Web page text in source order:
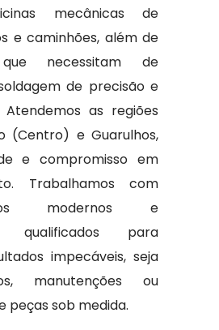
mecânicas de
e caminhões, além de
necessitam de
de precisão e
Atendemos as regiões
(Centro) e Guarulhos,
e compromisso em
Trabalhamos com
modernos e
qualificados para
impecáveis, seja
manutenções ou
peças sob medida.